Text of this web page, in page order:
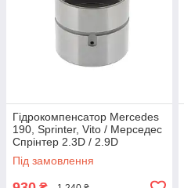
Гідрокомпенсатор Mercedes
190, Sprinter, Vito / Мерседес
Спрінтер 2.3D / 2.9D
Під замовлення